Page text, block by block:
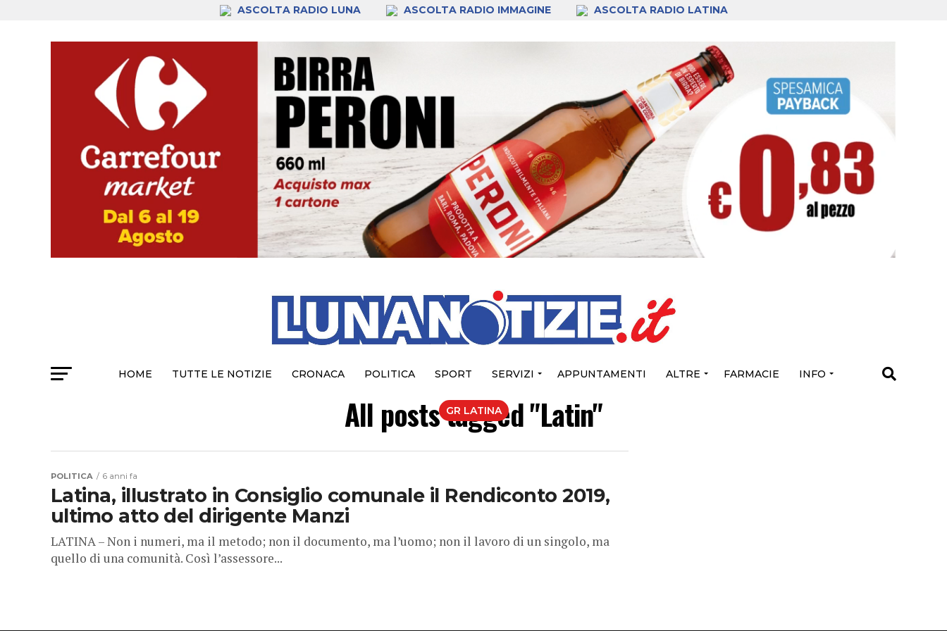
ASCOLTA RADIO LUNA ASCOLTA RADIO IMMAGINE ASCOLTA RADIO LATINA
HOME TUTTE LE NOTIZIE CRONACA POLITICA SPORT SERVIZI APPUNTAMENTI ALTRE FARMACIE INFO
GR LATINA
All posts tagged "Latin"
POLITICA 6 anni fa
Latina, illustrato in Consiglio comunale il Rendiconto 2019,
ultimo atto del dirigente Manzi
LATINA – Non i numeri, ma il metodo; non il documento, ma l’uomo; non il lavoro di un singolo, ma
quello di una comunità. Così l’assessore...